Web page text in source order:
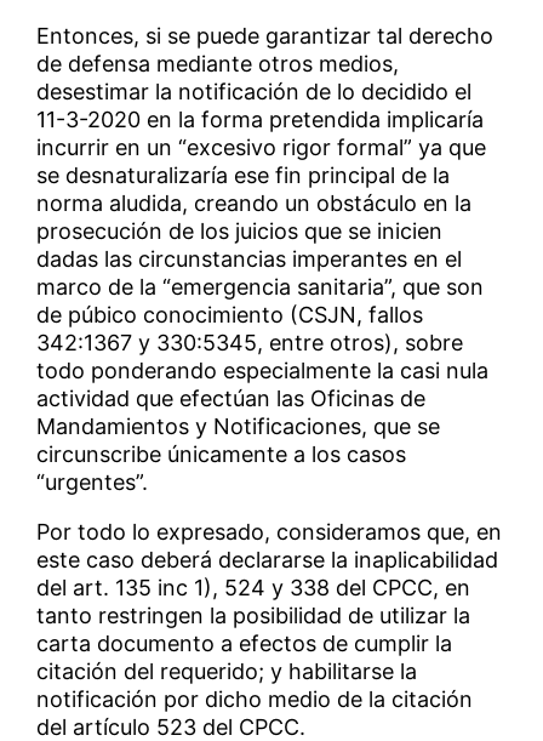
Entonces, si se puede garantizar tal derecho
de defensa mediante otros medios,
desestimar la notificación de lo decidido el
11-3-2020 en la forma pretendida implicaría
incurrir en un “excesivo rigor formal” ya que
se desnaturalizaría ese fin principal de la
norma aludida, creando un obstáculo en la
prosecución de los juicios que se inicien
dadas las circunstancias imperantes en el
marco de la “emergencia sanitaria”, que son
de púbico conocimiento (CSJN, fallos
342:1367 y 330:5345, entre otros), sobre
todo ponderando especialmente la casi nula
actividad que efectúan las Oficinas de
Mandamientos y Notificaciones, que se
circunscribe únicamente a los casos
“urgentes”.
Por todo lo expresado, consideramos que, en
este caso deberá declararse la inaplicabilidad
del art. 135 inc 1), 524 y 338 del CPCC, en
tanto restringen la posibilidad de utilizar la
carta documento a efectos de cumplir la
citación del requerido; y habilitarse la
notificación por dicho medio de la citación
del artículo 523 del CPCC.